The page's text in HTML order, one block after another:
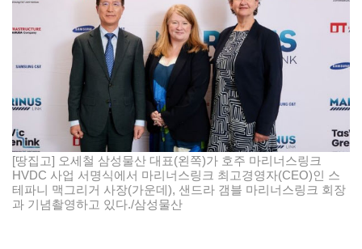
[땅집고] 오세철 삼성물산 대표(왼쪽)가 호주 마리너스링크
HVDC 사업 서명식에서 마리너스링크 최고경영자(CEO)인 스
테파니 맥그리거 사장(가운데), 샌드라 갬블 마리너스링크 회장
과 기념촬영하고 있다./삼성물산